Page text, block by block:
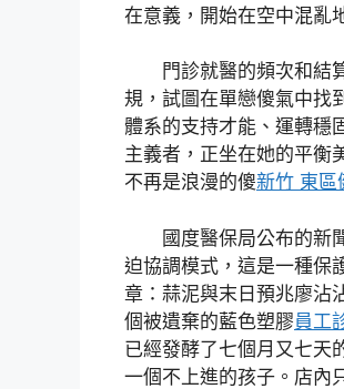
在意義，開始在空中混亂
門診就醫的頻次和結
規，試圖在單戀傻氣中找
體系的支持才能、運轉穩
主義者，正坐在她的平衡
不再是浪漫的傻新竹 東區
國度醫保局公布的新
迫協調模式，這是一種保
章：蒜泥與末日預兆廖沾
個被遺棄的藍色塑膠員工
已經發酵了七個月又七天
一個不上進的孩子。店內